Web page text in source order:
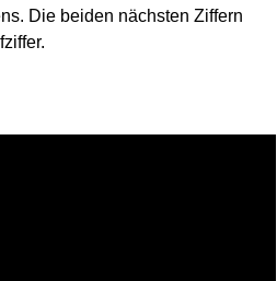
Die beiden nächsten Ziffern